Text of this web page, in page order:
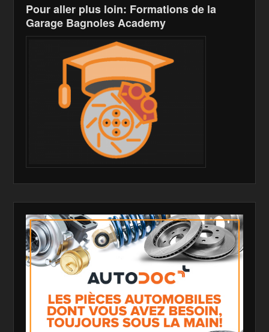
Pour aller plus loin: Formations de la
Garage Bagnoles Academy